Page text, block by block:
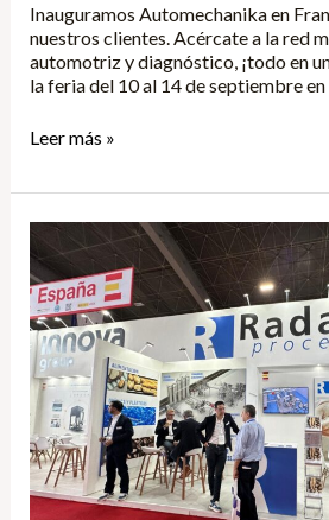
Inauguramos Automechanika en
nuestros clientes. Acércate a la red
automotriz y diagnóstico, ¡todo en
la feria del 10 al 14 de septiembre
Leer más »
Expo
Pack
2024